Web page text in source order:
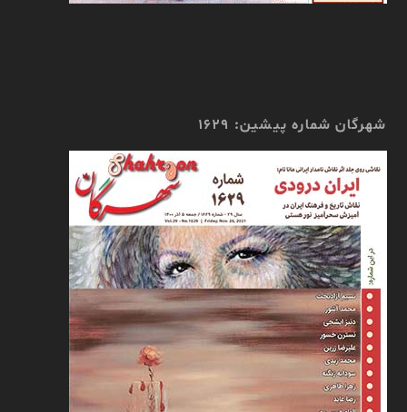
شهرگان شماره پیشین: 1629